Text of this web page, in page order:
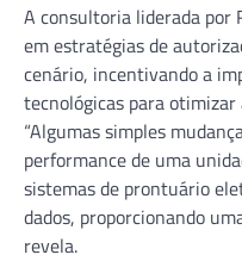
A consultoria liderada por
em estratégias de
cenário, incentivando a
tecnológicas para
“Algumas simples
performance de uma
sistemas de prontuário
dados, proporcionando
revela.